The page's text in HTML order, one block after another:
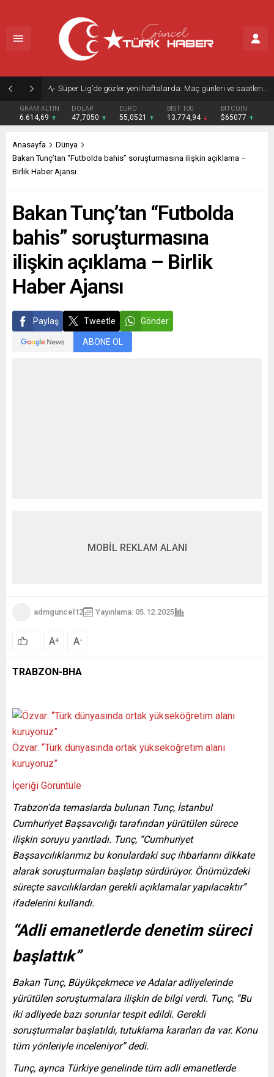
Süper Lig’de gözler yeni haftalarda: Maç günleri ve saatleri belli oldu
GRAM ALTIN
6.614,69
DOLAR
47,7050
EURO
55,0521
BIST 100
13.774,94
BITCOIN
$65077
Anasayfa
Dünya
Bakan Tunç’tan “Futbolda bahis” soruşturmasına ilişkin açıklama –
Birlik Haber Ajansı
Bakan Tunç’tan “Futbolda
bahis” soruşturmasına
ilişkin açıklama – Birlik
Haber Ajansı
Paylaş Tweetle Gönder
ABONE OL
MOBİL REKLAM ALANI
admguncel12 Yayınlama: 05.12.2025
A+ A-
TRABZON-BHA
Özvar: “Türk dünyasında ortak yükseköğretim alanı
kuruyoruz”
İçeriği Görüntüle
Trabzon’da temaslarda bulunan Tunç, İstanbul
Cumhuriyet Başsavcılığı tarafından yürütülen sürece
ilişkin soruyu yanıtladı. Tunç, “Cumhuriyet
Başsavcılıklarımız bu konulardaki suç ihbarlarını dikkate
alarak soruşturmaları başlatıp sürdürüyor. Önümüzdeki
süreçte savcılıklardan gerekli açıklamalar yapılacaktır”
ifadelerini kullandı.
“Adli emanetlerde denetim süreci
başlattık”
Bakan Tunç, Büyükçekmece ve Adalar adliyelerinde
yürütülen soruşturmalara ilişkin de bilgi verdi. Tunç, “Bu
iki adliyede bazı sorunlar tespit edildi. Gerekli
soruşturmalar başlatıldı, tutuklama kararları da var. Konu
tüm yönleriyle inceleniyor” dedi.
Tunç, ayrıca Türkiye genelinde tüm adli emanetlerde